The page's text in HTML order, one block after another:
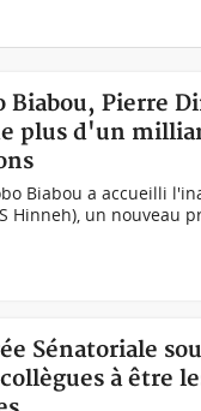
Biabou, Pierre
plus d'un
Biabou a accueilli
Hinneh), un nouveau
Sénatoriale
à être